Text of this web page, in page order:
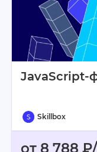
JavaScript-
Skillbox
от 8 788